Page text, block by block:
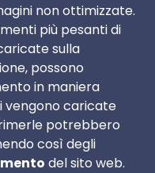
non ottimizzate.
più pesanti di
sulla
possono
in maniera
vengono caricate
potrebbero
così degli
del sito web.